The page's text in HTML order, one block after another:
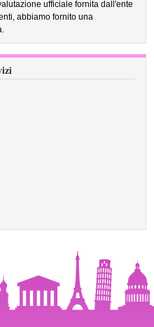
ufficiale fornita dall'ente
abbiamo fornito una